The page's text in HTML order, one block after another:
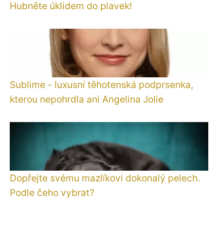
Hubněte úklidem do plavek!
Sublime - luxusní těhotenská podprsenka,
kterou nepohrdla ani Angelina Jolie
Dopřejte svému mazlíkovi dokonalý pelech.
Podle čeho vybrat?